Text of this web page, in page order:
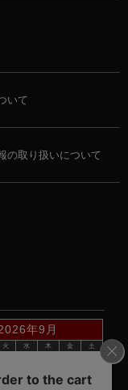
いて
の取り扱いについて
年9月
火 水 木 金
土
15 16 17 18 19